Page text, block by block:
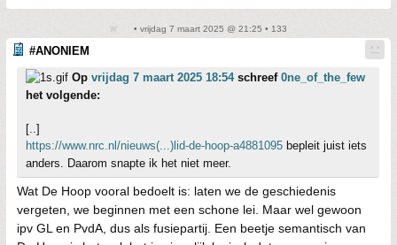
• vrijdag 7 maart 2025 @ 21:25 • 133
#ANONIEM
Op vrijdag 7 maart 2025 18:54schreef 0ne_of_the_few
het volgende:
[..]
https://www.nrc.nl/nieuws(...)lid-de-hoop-a4881095 bepleit juist iets
anders. Daarom snapte ik het niet meer.
Wat De Hoop vooral bedoelt is: laten we de geschiedenis
vergeten, we beginnen met een schone lei. Maar wel gewoon
ipv GL en PvdA, dus als fusiepartij. Een beetje semantisch van